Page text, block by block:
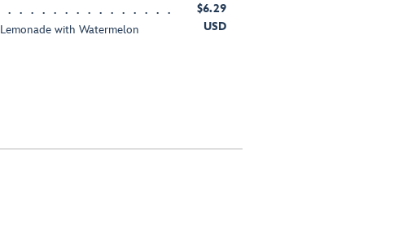
with Watermelon
$6.29
USD